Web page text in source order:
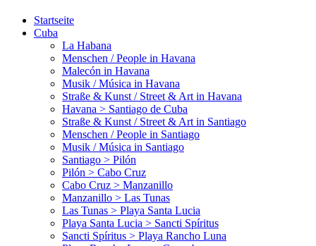
Startseite
Cuba
La Habana
Menschen / People in Havana
Malecón in Havana
Musik / Música in Havana
Straße & Kunst / Street & Art in Havana
Havana > Santiago de Cuba
Straße & Kunst / Street & Art in Santiago
Menschen / People in Santiago
Musik / Música in Santiago
Santiago > Pilón
Pilón > Cabo Cruz
Cabo Cruz > Manzanillo
Manzanillo > Las Tunas
Las Tunas > Playa Santa Lucia
Playa Santa Lucia > Sancti Spíritus
Sancti Spíritus > Playa Rancho Luna